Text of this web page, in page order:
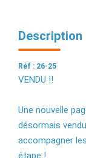
Description
Réf : 26-25
VENDU !!
Une nouvelle
désormais
accompagner
étape !